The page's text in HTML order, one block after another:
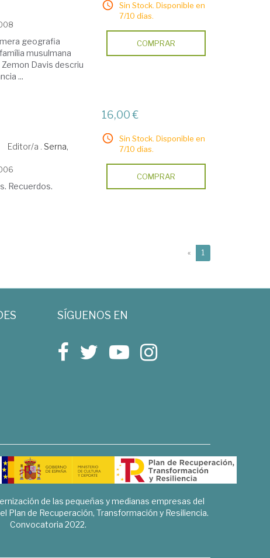
geografia
musulmana
Davis descriu
...
Sin Stock. Disponible en
7/10 días.
COMPRAR
Editor/a . Serna,
Recuerdos.
16,00 €
Sin Stock. Disponible en
7/10 días.
COMPRAR
« 1
SÍGUENOS EN
de las pequeñas y medianas empresas del
Plan de Recuperación, Transformación y Resiliencia.
Convocatoria 2022.